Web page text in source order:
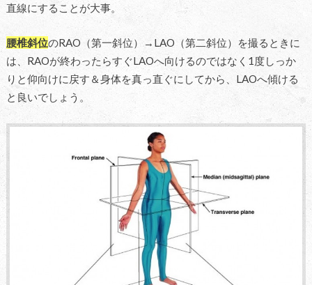
直線にすることが大事。
腰椎斜位のRAO（第一斜位）→LAO（第二斜位）を撮るときに
は、RAOが終わったらすぐLAOへ向けるのではなく1度しっか
りと仰向けに戻す＆身体を真っ直ぐにしてから、LAOへ傾ける
と良いでしょう。